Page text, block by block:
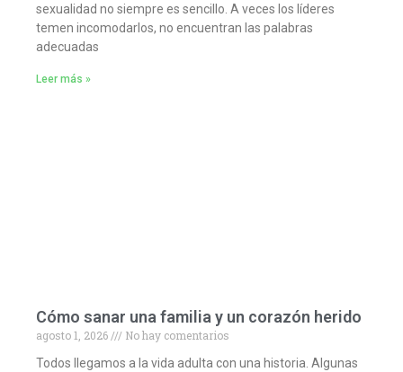
sexualidad no siempre es sencillo. A veces los líderes
temen incomodarlos, no encuentran las palabras
adecuadas
Leer más »
Cómo sanar una familia y un corazón herido
agosto 1, 2026
No hay comentarios
Todos llegamos a la vida adulta con una historia. Algunas